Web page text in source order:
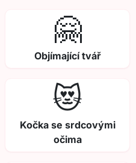
🤗
Objímající tvář
😻
Kočka se srdcovými
očima